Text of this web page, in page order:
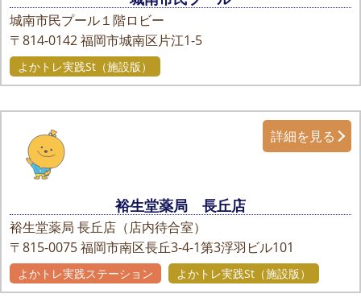
城南市民プール１階ロビー
〒814-0142福岡市城南区片江1-5
よかトレ実践St（施設版）
裕生堂薬局 長丘店
裕生堂薬局 長丘店（店内待合室）
〒815-0075福岡市南区長丘3-4-1第3浮羽ビル101
詳細を見る
よかトレ実践ステーション よかトレ実践St（施設版）